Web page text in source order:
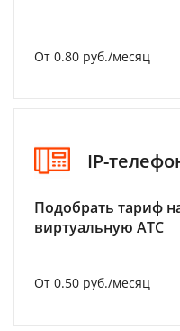
От 0.80 руб./месяц
IP-
Подобрать тариф
виртуальную АТС
От 0.50 руб./месяц